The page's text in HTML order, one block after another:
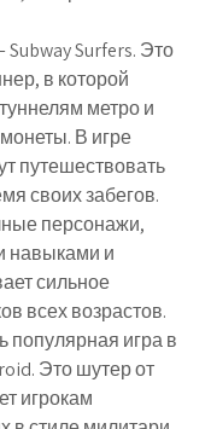
Surfers. Это
в которой
метро и
В игре
путешествовать
своих забегов.
персонажи,
навыками и
сильное
всех возрастов.
популярная игра в
Это шутер от
игрокам